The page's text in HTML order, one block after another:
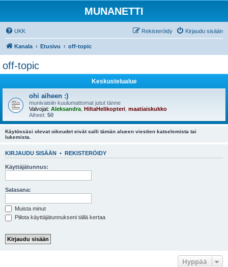
MUNANETTI
UKK Kirjaudu sisään
Rekisteröidy
Kanala Etusivu off-topic
off-topic
Keskustelualue
ohi aiheen :)
munivaisiin kuulumattomat jutut tänne
Valvojat: Aleksandra HiltaHelikopteri maatiaiskukko
Aiheet: 50
Käytössäsi olevat oikeudet eivät salli tämän alueen viestien katselemista tai
lukemista.
KIRJAUDU SISÄÄN • REKISTERÖIDY
Käyttäjätunnus:
Salasana:
Muista minut
Piilota käyttäjätunnukseni tällä kertaa
Hyppää